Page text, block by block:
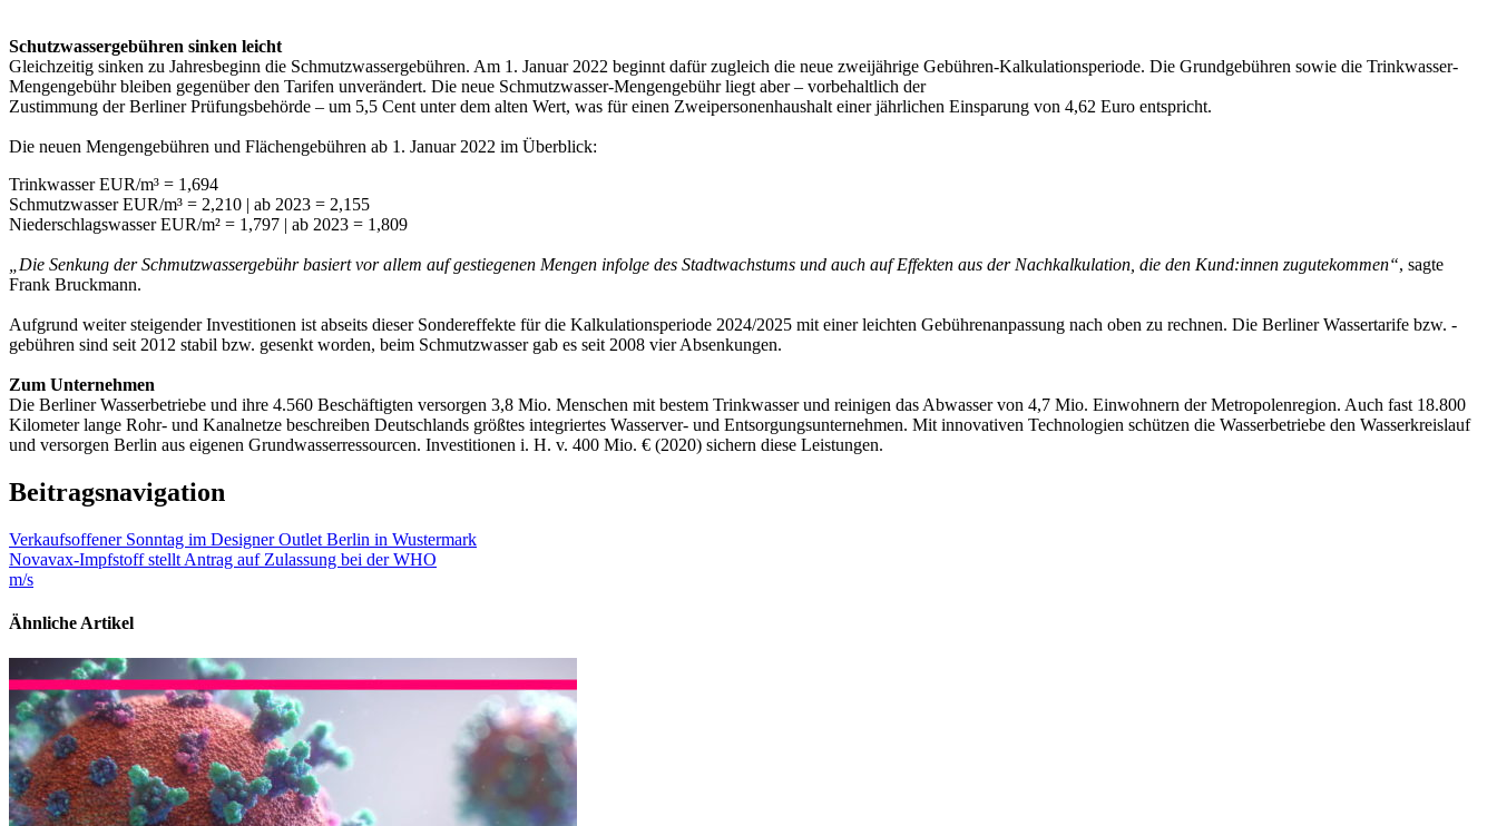
Schutzwassergebühren sinken leicht
Gleichzeitig sinken zu Jahresbeginn die Schmutzwassergebühren. Am 1. Januar 2022 beginnt dafür zugleich die neue zweijährige Gebühren-Kalkulationsperiode. Die Grundgebühren sowie die Trinkwasser-
Mengengebühr bleiben gegenüber den Tarifen unverändert. Die neue Schmutzwasser-Mengengebühr liegt aber – vorbehaltlich der
Zustimmung der Berliner Prüfungsbehörde – um 5,5 Cent unter dem alten Wert, was für einen Zweipersonenhaushalt einer jährlichen Einsparung von 4,62 Euro entspricht.
Die neuen Mengengebühren und Flächengebühren ab 1. Januar 2022 im Überblick:
Trinkwasser EUR/m³ = 1,694
Schmutzwasser EUR/m³ = 2,210 | ab 2023 = 2,155
Niederschlagswasser EUR/m² = 1,797 | ab 2023 = 1,809
„Die Senkung der Schmutzwassergebühr basiert vor allem auf gestiegenen Mengen infolge des Stadtwachstums und auch auf Effekten aus der Nachkalkulation, die den Kund:innen zugutekommen“, sagte
Frank Bruckmann.
Aufgrund weiter steigender Investitionen ist abseits dieser Sondereffekte für die Kalkulationsperiode 2024/2025 mit einer leichten Gebührenanpassung nach oben zu rechnen. Die Berliner Wassertarife bzw. -
gebühren sind seit 2012 stabil bzw. gesenkt worden, beim Schmutzwasser gab es seit 2008 vier Absenkungen.
Zum Unternehmen
Die Berliner Wasserbetriebe und ihre 4.560 Beschäftigten versorgen 3,8 Mio. Menschen mit bestem Trinkwasser und reinigen das Abwasser von 4,7 Mio. Einwohnern der Metropolenregion. Auch fast 18.800
Kilometer lange Rohr- und Kanalnetze beschreiben Deutschlands größtes integriertes Wasserver- und Entsorgungsunternehmen. Mit innovativen Technologien schützen die Wasserbetriebe den Wasserkreislauf
und versorgen Berlin aus eigenen Grundwasserressourcen. Investitionen i. H. v. 400 Mio. € (2020) sichern diese Leistungen.
Beitragsnavigation
Verkaufsoffener Sonntag im Designer Outlet Berlin in Wustermark
Novavax-Impfstoff stellt Antrag auf Zulassung bei der WHO
m/s
Ähnliche Artikel